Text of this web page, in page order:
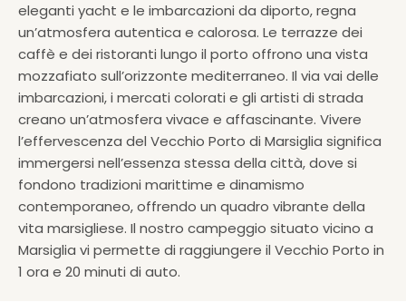
eleganti yacht e le imbarcazioni da diporto, regna
un’atmosfera autentica e calorosa. Le terrazze dei
caffè e dei ristoranti lungo il porto offrono una vista
mozzafiato sull’orizzonte mediterraneo. Il via vai delle
imbarcazioni, i mercati colorati e gli artisti di strada
creano un’atmosfera vivace e affascinante. Vivere
l’effervescenza del Vecchio Porto di Marsiglia significa
immergersi nell’essenza stessa della città, dove si
fondono tradizioni marittime e dinamismo
contemporaneo, offrendo un quadro vibrante della
vita marsigliese. Il nostro campeggio situato vicino a
Marsiglia vi permette di raggiungere il Vecchio Porto in
1 ora e 20 minuti di auto.